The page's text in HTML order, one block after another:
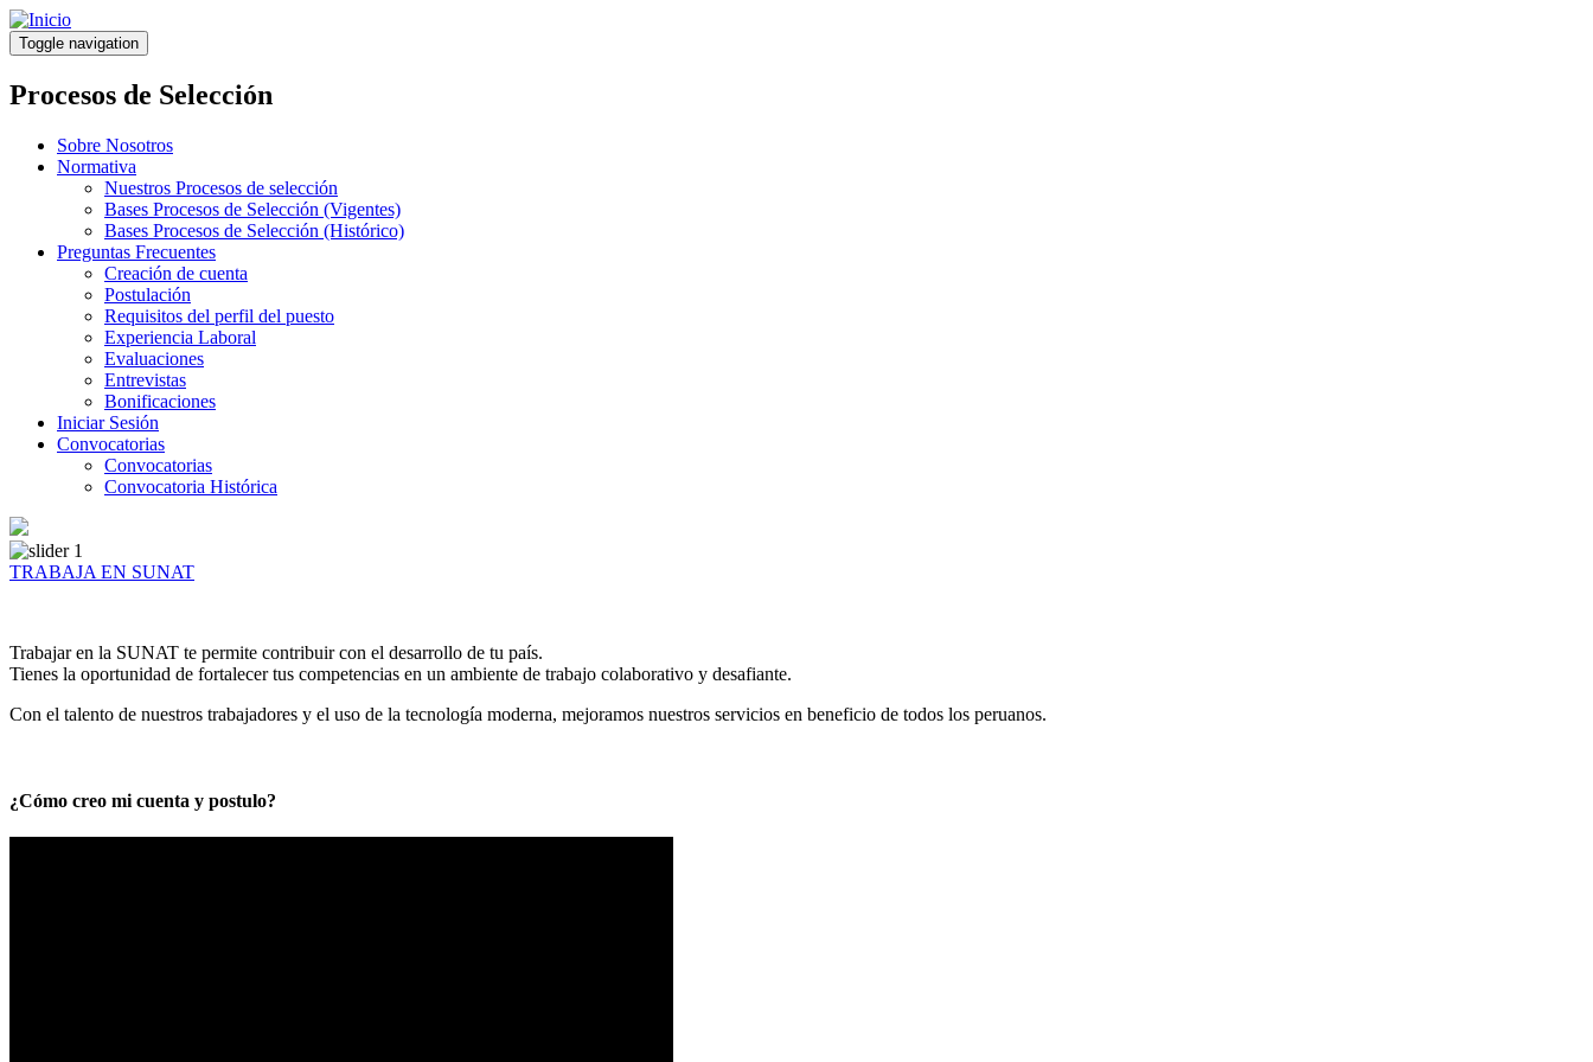
Pasar
al
contenido
principal
Toggle navigation
Procesos de Selección
Sobre Nosotros
Normativa
Nuestros Procesos de selección
Bases Procesos de Selección (Vigentes)
Bases Procesos de Selección (Histórico)
Preguntas Frecuentes
Creación de cuenta
Postulación
Requisitos del perfil del puesto
Experiencia Laboral
Evaluaciones
Entrevistas
Bonificaciones
Iniciar Sesión
Convocatorias
Convocatorias
Convocatoria Histórica
TRABAJA EN SUNAT
Trabajar en la SUNAT te permite contribuir con el desarrollo de tu país.
Tienes la oportunidad de fortalecer tus competencias en un ambiente de trabajo colaborativo y desafiante.
Con el talento de nuestros trabajadores y el uso de la tecnología moderna, mejoramos nuestros servicios en beneficio de todos los peruanos.
¿Cómo creo mi cuenta y postulo?